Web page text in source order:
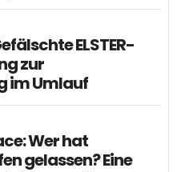
ELSTER-
zur
im Umlauf
Wer hat
gelassen? Eine